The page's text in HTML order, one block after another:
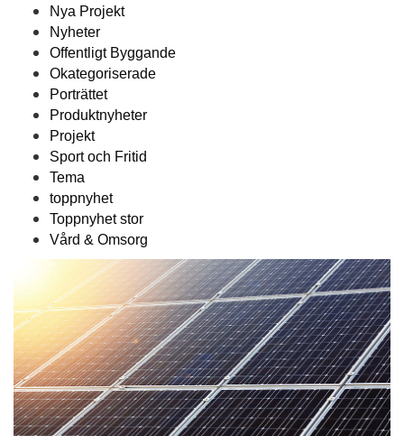
Nya Projekt
Nyheter
Offentligt Byggande
Okategoriserade
Porträttet
Produktnyheter
Projekt
Sport och Fritid
Tema
toppnyhet
Toppnyhet stor
Vård & Omsorg